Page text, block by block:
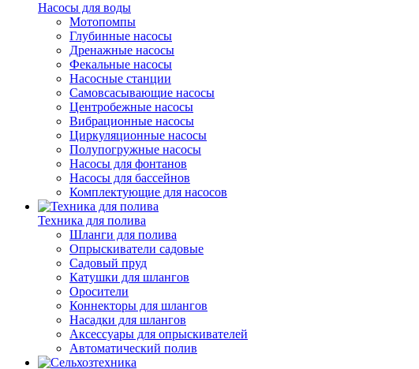
Насосы для воды
Мотопомпы
Глубинные насосы
Дренажные насосы
Фекальные насосы
Насосные станции
Самовсасывающие насосы
Центробежные насосы
Вибрационные насосы
Циркуляционные насосы
Полупогружные насосы
Насосы для фонтанов
Насосы для бассейнов
Комплектующие для насосов
Техника для полива
Шланги для полива
Опрыскиватели садовые
Садовый пруд
Катушки для шлангов
Оросители
Коннекторы для шлангов
Насадки для шлангов
Аксессуары для опрыскивателей
Автоматический полив